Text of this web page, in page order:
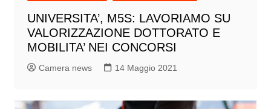
UNIVERSITA’, M5S: LAVORIAMO SU
VALORIZZAZIONE DOTTORATO E
MOBILITA’ NEI CONCORSI
Camera news 14 Maggio 2021